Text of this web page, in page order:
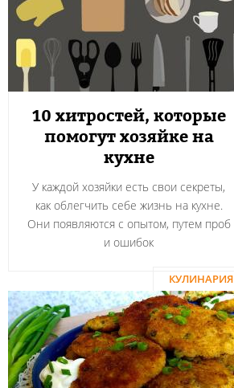
10 хитростей, которые
помогут хозяйке на
кухне
У каждой хозяйки есть свои секреты,
как облегчить себе жизнь на кухне.
Они появляются с опытом, путем проб
и ошибок
КУЛИНАРИЯ